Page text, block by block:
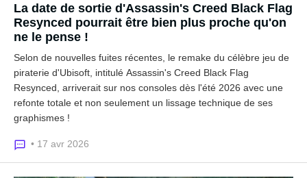
La date de sortie d'Assassin's Creed Black Flag
Resynced pourrait être bien plus proche qu'on
ne le pense !
Selon de nouvelles fuites récentes, le remake du célèbre jeu de
piraterie d'Ubisoft, intitulé Assassin's Creed Black Flag
Resynced, arriverait sur nos consoles dès l'été 2026 avec une
refonte totale et non seulement un lissage technique de ses
graphismes !
• 17 avr 2026